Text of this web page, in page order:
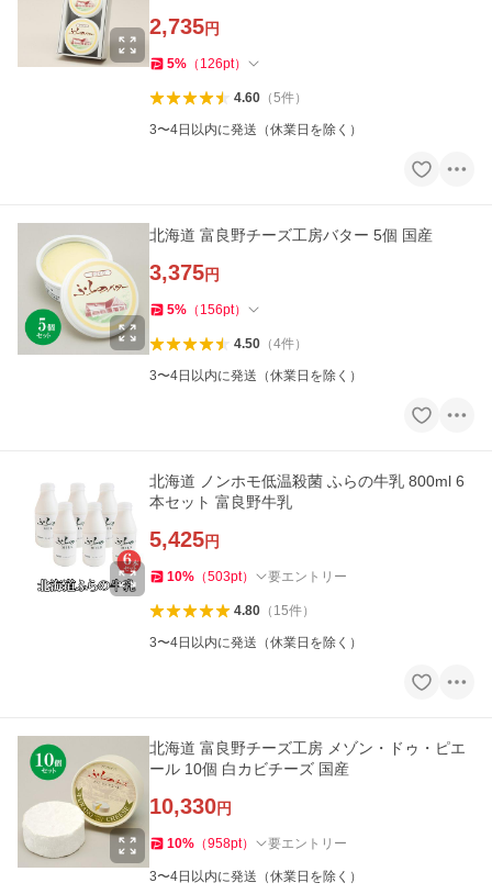
2,735円
5% （ 126pt）
4.60（5件）
3〜4日以内に発送（休業日を除く）
北海道 富良野チーズ工房バター 5個 国産
3,375円
5% （ 156pt）
4.50（4件）
3〜4日以内に発送（休業日を除く）
北海道 ノンホモ低温殺菌 ふらの牛乳 800ml 6
本セット 富良野牛乳
5,425円
10% （503pt） 要エントリー
4.80（ 15件）
3〜4日以内に発送（休業日を除く）
北海道 富良野チーズ工房 メゾン・ドゥ・ピエ
ール 10個 白カビチーズ 国産
10,330円
10% （958pt） 要エントリー
3〜4日以内に発送（休業日を除く）